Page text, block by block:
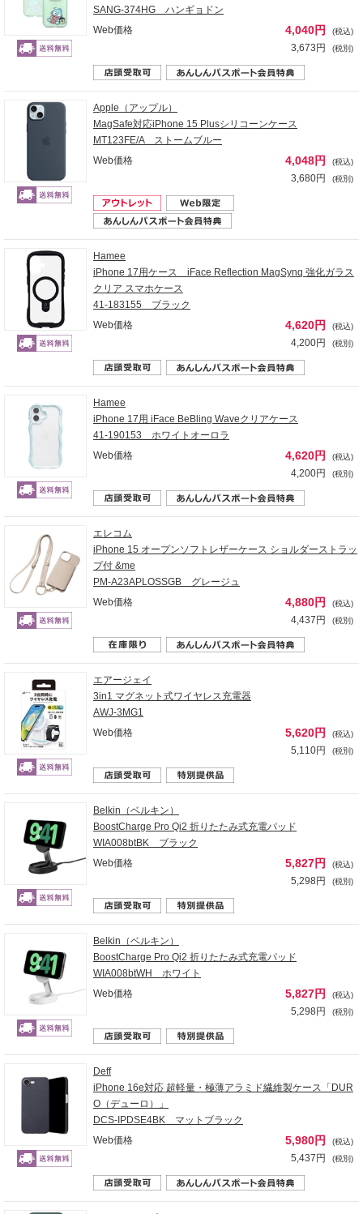
SANG-374HG ハンギョドン
Web価格
4,040円 (税込)
3,673円 (税別)
Apple（アップル）
MagSafe対応iPhone 15 Plusシリコーンケース
MT123FE/A ストームブルー
Web価格
4,048円 (税込)
3,680円 (税別)
Hamee
iPhone 17用ケース iFace Reflection MagSynq 強化ガラス
クリア スマホケース
41-183155 ブラック
Web価格
4,620円 (税込)
4,200円 (税別)
Hamee
iPhone 17用 iFace BeBling Waveクリアケース
41-190153 ホワイトオーロラ
Web価格
4,620円 (税込)
4,200円 (税別)
エレコム
iPhone 15 オープンソフトレザーケース ショルダーストラッ
プ付 &me
PM-A23APLOSSGB グレージュ
Web価格
4,880円 (税込)
4,437円 (税別)
エアージェイ
3in1 マグネット式ワイヤレス充電器
AWJ-3MG1
Web価格
5,620円 (税込)
5,110円 (税別)
Belkin（ベルキン）
BoostCharge Pro Qi2 折りたたみ式充電パッド
WIA008btBK ブラック
Web価格
5,827円 (税込)
5,298円 (税別)
Belkin（ベルキン）
BoostCharge Pro Qi2 折りたたみ式充電パッド
WIA008btWH ホワイト
Web価格
5,827円 (税込)
5,298円 (税別)
Deff
iPhone 16e対応 超軽量・極薄アラミド繊維製ケース「DUR
O（デューロ）」
DCS-IPDSE4BK マットブラック
Web価格
5,980円 (税込)
5,437円 (税別)